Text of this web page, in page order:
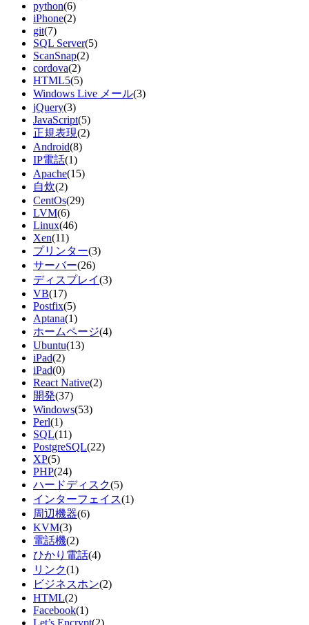
python(6)
iPhone(2)
git(7)
SQL Server(5)
ScanSnap(2)
cordova(2)
HTML5(5)
Windows Live メール(3)
jQuery(3)
JavaScript(5)
正規表現(2)
Android(8)
IP電話(1)
Apache(15)
自炊(2)
CentOs(29)
LVM(6)
Linux(46)
Xen(11)
プリンター(3)
サーバー(26)
ディスプレイ(3)
VB(17)
Postfix(5)
Aptana(1)
ホームページ(4)
Ubuntu(13)
iPad(2)
iPad(0)
React Native(2)
開発(37)
Windows(53)
Perl(1)
SQL(11)
PostgreSQL(22)
XP(5)
PHP(24)
ハードディスク(5)
インターフェイス(1)
周辺機器(6)
KVM(3)
電話機(2)
ひかり電話(4)
リンク(1)
ビジネスホン(2)
HTML(2)
Facebook(1)
Let’s Encrypt(2)